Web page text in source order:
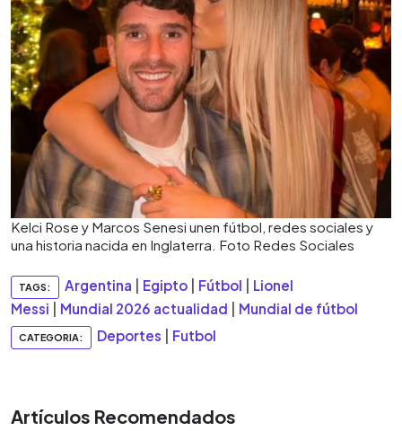
Kelci Rose y Marcos Senesi unen fútbol, redes sociales y
una historia nacida en Inglaterra. Foto Redes Sociales
TAGS: Argentina Egipto Fútbol
Lionel
Messi
Mundial 2026 actualidad Mundial de fútbol
CATEGORIA: Deportes Futbol
Artículos Recomendados